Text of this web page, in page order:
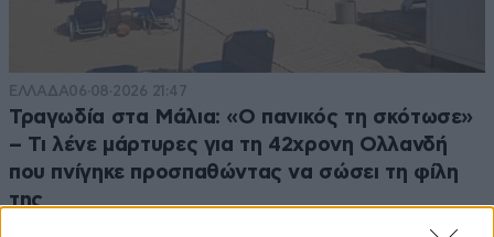
ΕΛΛΑΔΑ06·08·2026 21:47
Τραγωδία στα Μάλια: «Ο πανικός τη σκότωσε»
– Τι λένε μάρτυρες για τη 42χρονη Ολλανδή
που πνίγηκε προσπαθώντας να σώσει τη φίλη
της